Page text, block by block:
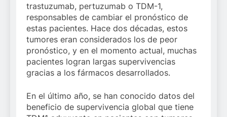
trastuzumab, pertuzumab o TDM-1,
responsables de cambiar el pronóstico de
estas pacientes. Hace dos décadas, estos
tumores eran considerados los de peor
pronóstico, y en el momento actual, muchas
pacientes logran largas supervivencias
gracias a los fármacos desarrollados.
En el último año, se han conocido datos del
beneficio de supervivencia global que tiene